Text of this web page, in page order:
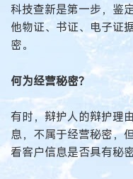
科技查新是第一步，鉴
他物证、书证、电子证
密。
何为经营秘密？
有时，辩护人的辩护理
息，不属于经营秘密，
看客户信息是否具有秘